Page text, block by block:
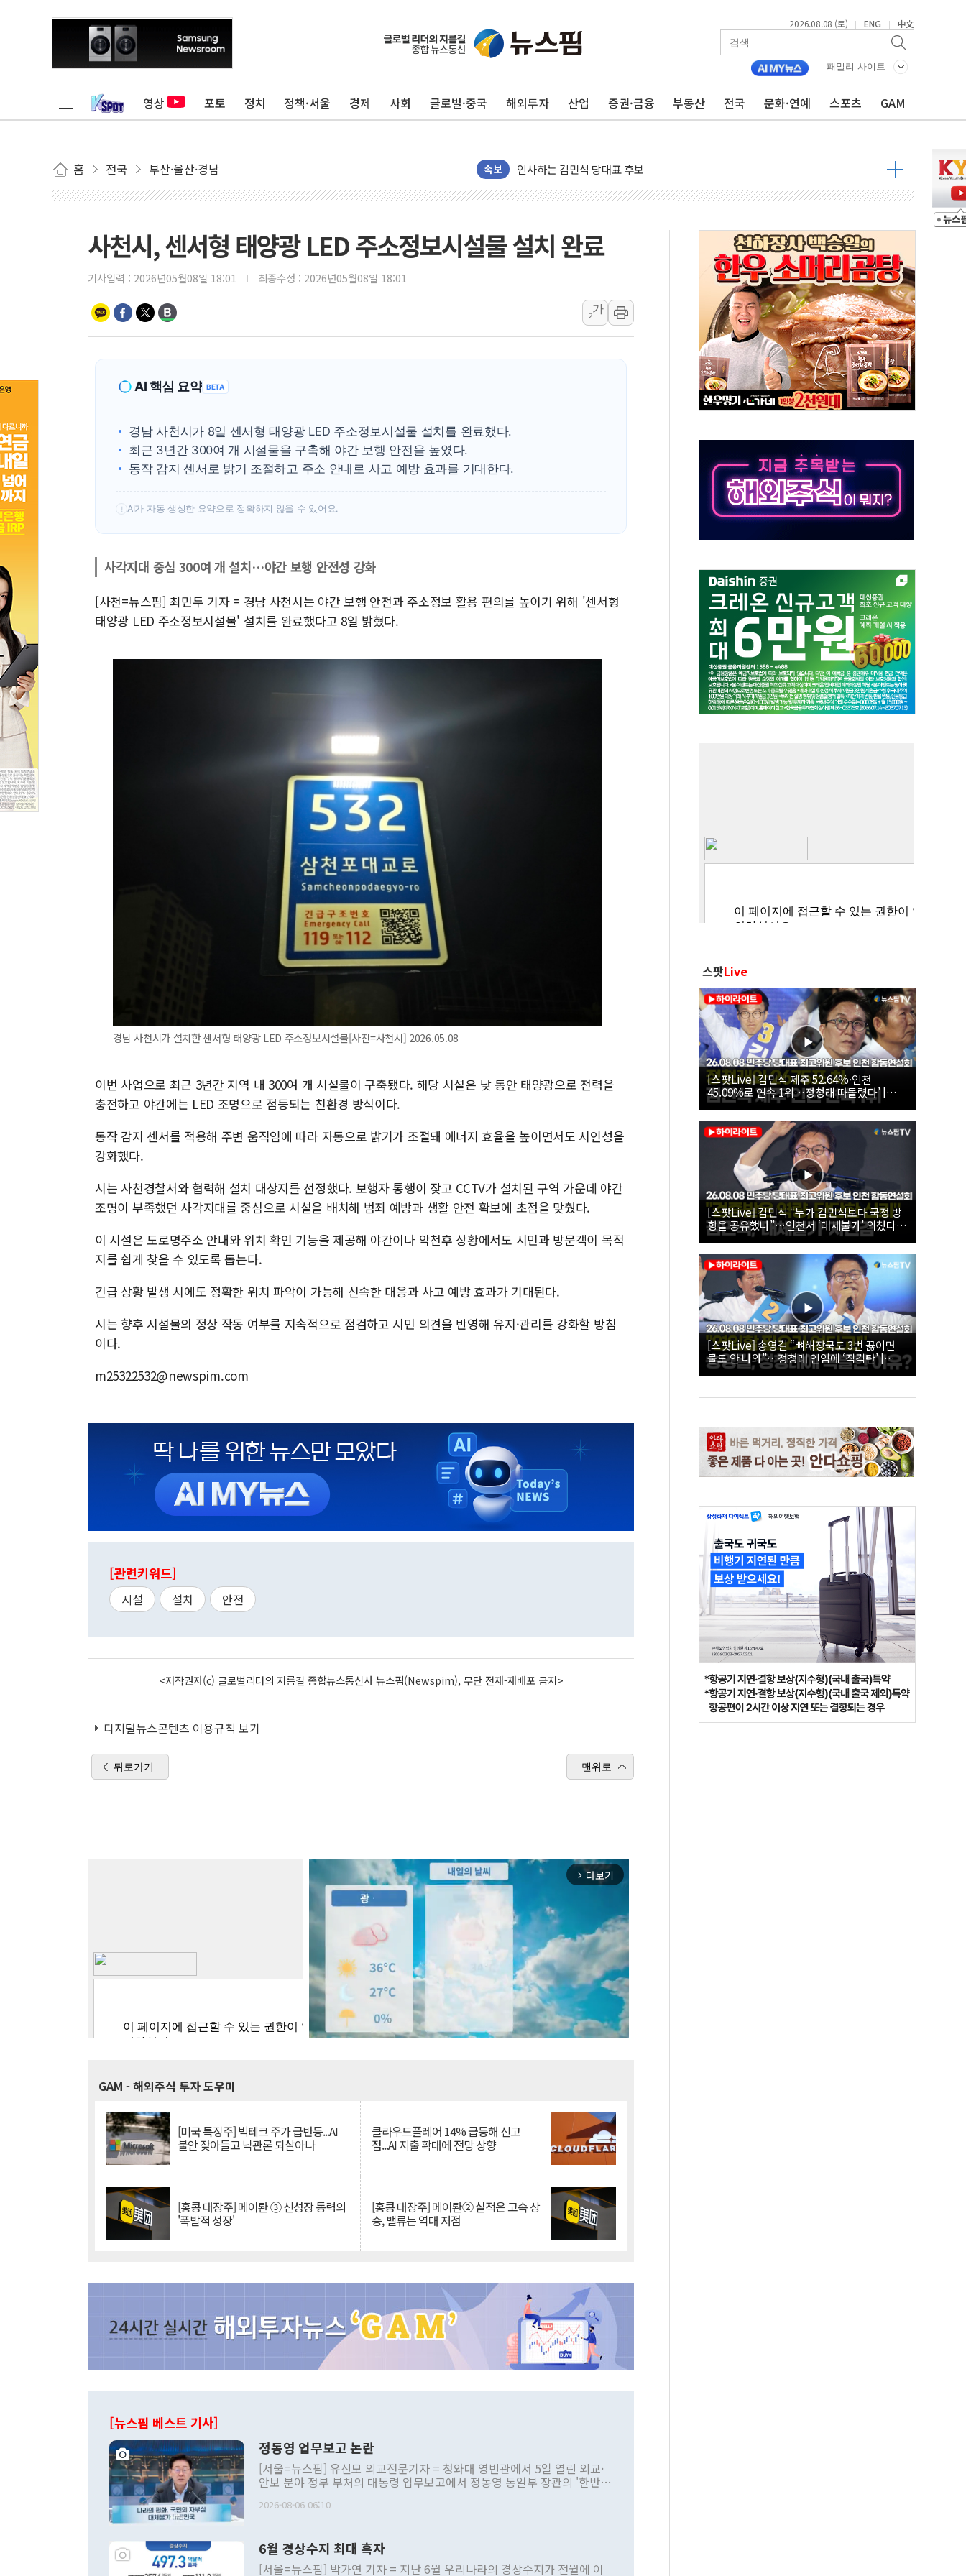
2026.08.08 (토) | ENG | 中文
패밀리 사이트
영상 포토 정치 정책·서울 경제 사회 글로벌·중국 해외투자 산업 증권·금융 부동산 전국 문화·연예 스포츠 GAM
홈 전국 부산·울산·경남 속보
인천 합동연설회 나선 송영길·정청래·김민석 당대표 후보
[속보] 민주, 제주·인천 경선 결과 발표...김민석 47.75% 정청래 42.08%
[속보] 민주, 인천 경선 결과 발표...김민석 45.09% 정청래 43.27% 송영길 11.63%
이번주 국내 주요 금융일정(8.10~8.14)
美, 이란전 출구전략 만지작…공습 한계·탄약 부족 현실화
강릉·동해·삼척 시간당 최대 50㎜ 폭우…강원 동해안 강한 비 이어져
폐기물 수거하다 참변…60대 환경미화원 수거차에 치여 사망
서울 중랑구 주택가서 흉기 난동…60대 남성 2명 숨져
李대통령 "결혼 때문에 손해 보는 일 없게"…'결혼 페널티' 22개 과제 손본다
여수 오동도 인근 해상서 모터보트 전복…1명 사망·1명 실종
추미애, '위안부' 피해자 기림의 날 참석..."국제적 시민 연대로 목소리 내야"
인천 선재도 갯벌서 해루질 중 실종 60대 나흘만에 숨진 채 발견
李대통령, ISA 개편 재검토 지시…與 "적극 환영"·野 "졸속 국정"
동해중부 전 해상 풍랑주의보…10일까지 최대 3.5m 높은 물결
연일 폭염에 온열질환 사망 23명…정부, 비상대응기구 가동
사천시, 센서형 태양광 LED 주소정보시설물 설치 완료
기사입력 : 2026년05월08일 18:01 최종수정 : 2026년05월08일 18:01
가
가
AI 핵심 요약 BETA
경남 사천시가 8일 센서형 태양광 LED 주소정보시설물 설치를 완료했다.
최근 3년간 300여 개 시설물을 구축해 야간 보행 안전을 높였다.
동작 감지 센서로 밝기 조절하고 주소 안내로 사고 예방 효과를 기대한다.
! AI가 자동 생성한 요약으로 정확하지 않을 수 있어요.
사각지대 중심 300여 개 설치…야간 보행 안전성 강화
[사천=뉴스핌] 최민두 기자 = 경남 사천시는 야간 보행 안전과 주소정보 활용 편의를 높이기 위해 '센서형
태양광 LED 주소정보시설물' 설치를 완료했다고 8일 밝혔다.
경남 사천시가 설치한 센서형 태양광 LED 주소정보시설물[사진=사천시] 2026.05.08
이번 사업으로 최근 3년간 지역 내 300여 개 시설물이 구축됐다. 해당 시설은 낮 동안 태양광으로 전력을
충전하고 야간에는 LED 조명으로 점등되는 친환경 방식이다.
동작 감지 센서를 적용해 주변 움직임에 따라 자동으로 밝기가 조절돼 에너지 효율을 높이면서도 시인성을
강화했다.
시는 사천경찰서와 협력해 설치 대상지를 선정했다. 보행자 통행이 잦고 CCTV가 설치된 구역 가운데 야간
조명이 부족했던 사각지대를 중심으로 시설을 배치해 범죄 예방과 생활 안전 확보에 초점을 맞췄다.
이 시설은 도로명주소 안내와 위치 확인 기능을 제공해 야간이나 악천후 상황에서도 시민과 방문객이 목적
지를 쉽게 찾을 수 있도록 돕는다.
긴급 상황 발생 시에도 정확한 위치 파악이 가능해 신속한 대응과 사고 예방 효과가 기대된다.
시는 향후 시설물의 정상 작동 여부를 지속적으로 점검하고 시민 의견을 반영해 유지·관리를 강화할 방침
이다.
m25322532@newspim.com
[관련키워드]
시설 설치 안전
<저작권자(c) 글로벌리더의 지름길 종합뉴스통신사 뉴스핌(Newspim), 무단 전재-재배포 금지>
디지털뉴스콘텐츠 이용규칙 보기
뒤로가기 맨위로
arrow_forward_ios 더보기
GAM - 해외주식 투자 도우미
[미국 특징주] 빅테크 주가 급반등...AI
불안 잦아들고 낙관론 되살아나
클라우드플레어 14% 급등해 신고
점...AI 지출 확대에 전망 상향
[홍콩 대장주] 메이퇀 ③ 신성장 동력의
'폭발적 성장'
[홍콩 대장주] 메이퇀② 실적은 고속 상
승, 밸류는 역대 저점
[뉴스핌 베스트 기사]
정동영 업무보고 논란
[서울=뉴스핌] 유신모 외교전문기자 = 청와대 영빈관에서 5일 열린 외교·
안보 분야 정부 부처의 대통령 업무보고에서 정동영 통일부 장관의 '한반도
발언 중에는 정부 내 조율을 거치지 않은 사안을 정책으로 추진하겠다고 공
주의적 희망에 근거한 비현실적 구상'이라는 비판을 내놨다. 그동안 정 장
관의 대북 정책 관련 발언이 물의를 빚은 적은 여러 번 있지만 대통령과 유
2026-08-06 06:10
6월 경상수지 최대 흑자
[서울=뉴스핌] 박가연 기자 = 지난 6월 우리나라의 경상수지가 전월에 이
스팟Live
[스팟Live] 김민석 제주 52.64%·인천
45.09%로 연속 1위…정청래 따돌렸다’ |
26.08.08 더불어민주당 당대표·최고위원 후
보 인천 합동연설회
[스팟Live] 김민석 “누가 김민석보다 국정 방
향을 공유했나”…인천서 ‘대체불가’ 외쳤다 |
26.08.08 더불어민주당 당대표·최고위원 후
보 인천 합동연설회
[스팟Live] 송영길 “뼈해장국도 3번 끓이면
물도 안 나와”…정청래 연임에 ‘직격탄’ |
26.08.08 더불어민주당 당대표·최고위원 후